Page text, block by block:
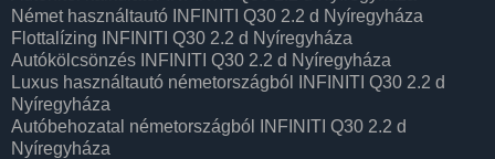
Német használtautó INFINITI Q30 2.2 d Nyíregyháza
Flottalízing INFINITI Q30 2.2 d Nyíregyháza
Autókölcsönzés INFINITI Q30 2.2 d Nyíregyháza
Luxus használtautó németországból INFINITI Q30 2.2 d
Nyíregyháza
Autóbehozatal németországból INFINITI Q30 2.2 d
Nyíregyháza